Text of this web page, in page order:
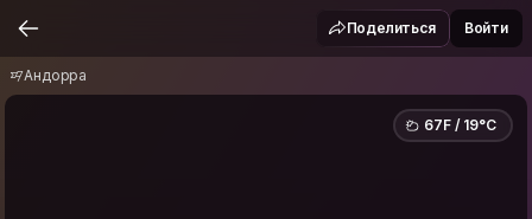
Поделиться Войти
Андорра
67F / 19°C